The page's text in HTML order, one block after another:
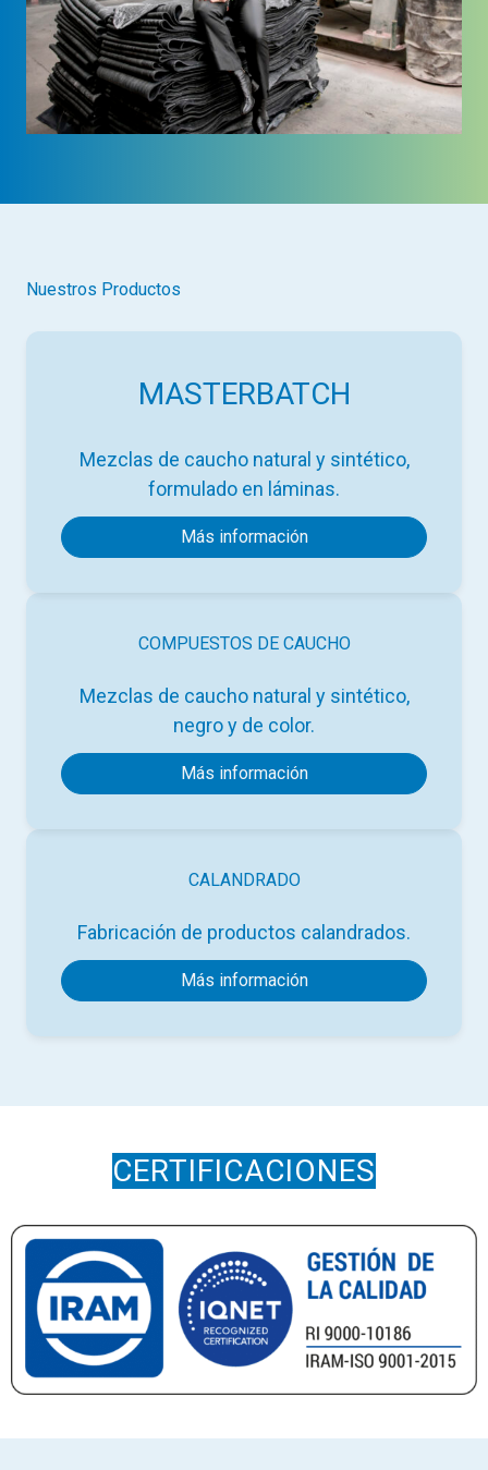
Nuestros Productos
MASTERBATCH
Mezclas de caucho natural y sintético,
formulado en láminas.
Más información
COMPUESTOS DE CAUCHO
Mezclas de caucho natural y sintético,
negro y de color.
Más información
CALANDRADO
Fabricación de productos calandrados.
Más información
CERTIFICACIONES